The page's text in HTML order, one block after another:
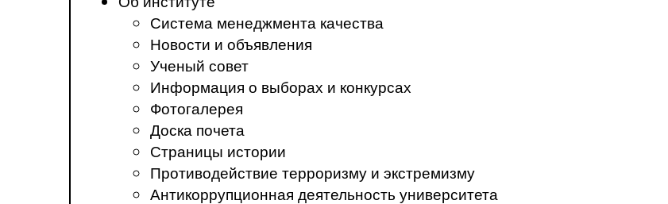
Система менеджмента качества
Новости и объявления
Ученый совет
Информация о выборах и конкурсах
Фотогалерея
Доска почета
Страницы истории
Противодействие терроризму и экстремизму
Антикоррупционная деятельность университета